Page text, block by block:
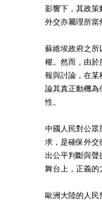
影響下，其政策
外交亦屬理所當
蘇維埃政府之所
權。然而，由於
報與討論，在某
論其真正動機為
性。
中國人民對公眾
求，是確保外交
出公平判斷與聲
舞台上，正義的
歐洲大陸的人民